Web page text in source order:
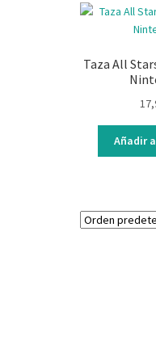
Taza All
Añadir